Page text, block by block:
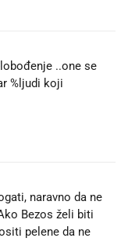
..one se
%ljudi koji
naravno da ne
Bezos želi biti
pelene da ne